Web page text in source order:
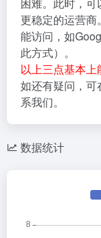
更稳定的运营
能访问，如
此方式）。
以上三点基本上
如还有疑问，
系我们。
数据统计